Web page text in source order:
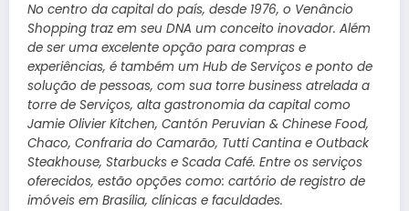
No centro da capital do país, desde 1976, o Venâncio
Shopping traz em seu DNA um conceito inovador. Além
de ser uma excelente opção para compras e
experiências, é também um Hub de Serviços e ponto de
solução de pessoas, com sua torre business atrelada a
torre de Serviços, alta gastronomia da capital como
Jamie Olivier Kitchen, Cantón Peruvian & Chinese Food,
Chaco, Confraria do Camarão, Tutti Cantina e Outback
Steakhouse, Starbucks e Scada Café. Entre os serviços
oferecidos, estão opções como: cartório de registro de
imóveis em Brasília, clínicas e faculdades.